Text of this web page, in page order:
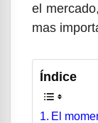
el
mas
Índice
El